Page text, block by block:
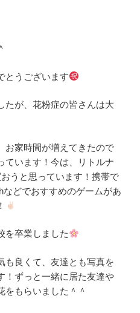
とうございます
たが、花粉症の皆さんは大
お家時間が増えてきたので
ています！今は、リトルナ
うと思っています！携帯で
どでおすすめのゲームがあ
を卒業しました
も良くて、友達とも写真を
！ずっと一緒に居た友達や
をもらいました＾＾